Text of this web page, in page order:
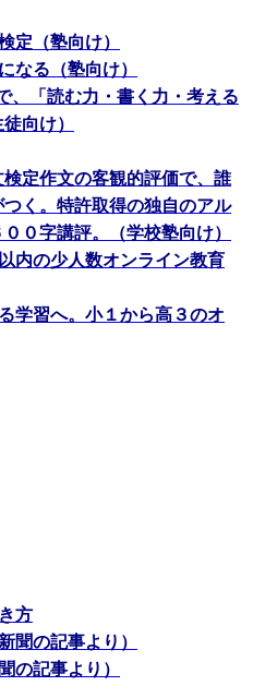
定（塾向け）
なる（塾向け）
、「読む力・書く力・考える
向け）
定作文の客観的評価で、誰
く。特許取得の独自のアル
０字講評。（学校塾向け）
内の少人数オンライン教育
学習へ。小１から高３のオ
方
聞の記事より）
の記事より）